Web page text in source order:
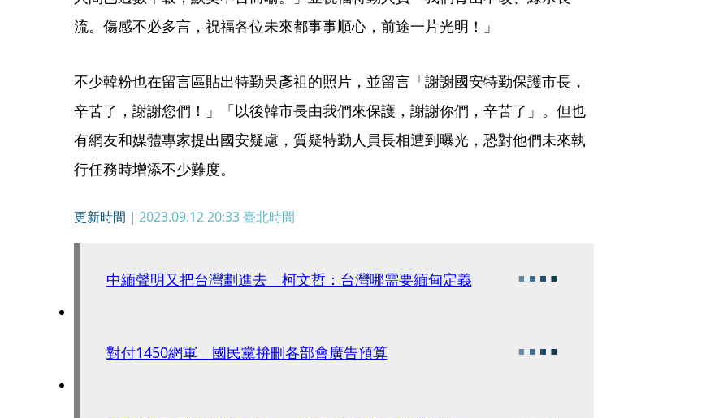
流。傷感不必多言，祝福各位未來都事事順心，前途一片光明！」
不少韓粉也在留言區貼出特勤吳彥祖的照片，並留言「謝謝國安特勤保護市長，
辛苦了，謝謝您們！」「以後韓市長由我們來保護，謝謝你們，辛苦了」。但也
有網友和媒體專家提出國安疑慮，質疑特勤人員長相遭到曝光，恐對他們未來執
行任務時增添不少難度。
更新時間｜ 2023.09.12 20:33臺北時間
中緬聲明又把台灣劃進去 柯文哲：台灣哪需要緬甸定義
對付1450網軍 國民黨拚刪各部會廣告預算